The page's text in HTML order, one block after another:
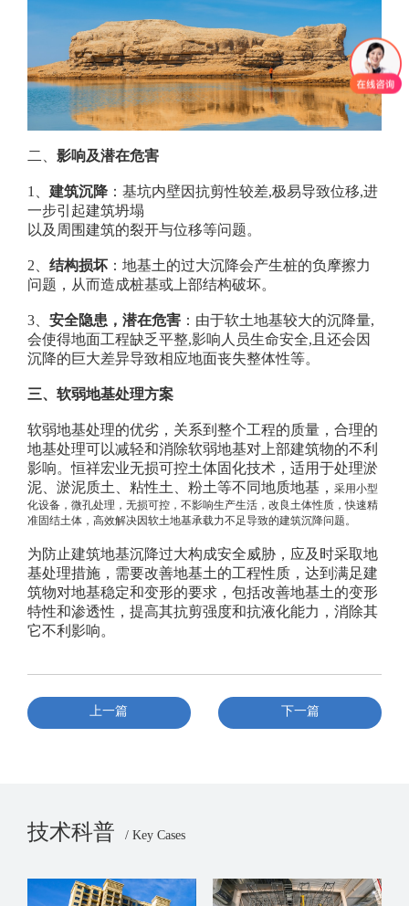
二、 影响及潜在危害
1、 建筑沉降： 基坑内壁因抗剪性较差,极易导致位移,进
一步引起建筑坍塌
以及周围建筑的裂开与位移等问题。
2、 结构损坏： 地基土的过大沉降会产生桩的负摩擦力
问题，从而造成桩基或上部结构破坏。
3、 安全隐患，潜在危害： 由于软土地基较大的沉降量,
会使得地面工程缺乏平整,影响 人员生命安全,且还会因
沉降的巨大差异导致相应地面丧失整体性等。
三、 软弱地基处理方案
软弱地基处理的优劣，关系到整个工程的质量，合理的
地基处理可以减轻和消除软弱地基对上部建筑物的不利
影响。恒祥宏业无损可控土体固化技术，适用于处理淤
泥、淤泥质土、粘性土、粉土等不同地质地基 ， 采用小型
化设备，微孔处理，无损可控，不影响生产生活，改良土体性质，快速精
准固结土体，高效解决因软土地基承载力不足导致的建筑沉降问题。
为防止建筑地基沉降过大构成安全威胁，应及时采取地
基处理措施，需要改善地基土的工程性质，达到满足建
筑物对地基稳定和变形的要求，包括改善地基土的变形
特性和渗透性，提高其抗剪强度和抗液化能力，消除其
它不利影响。
上一篇 下一篇
技术科普 / Key Cases